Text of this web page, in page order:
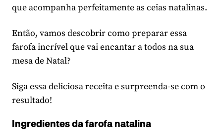
que acompanha perfeitamente as ceias natalinas.
Então, vamos descobrir como preparar essa
farofa incrível que vai encantar a todos na sua
mesa de Natal?
Siga essa deliciosa receita e surpreenda-se com o
resultado!
Ingredientes da farofa natalina